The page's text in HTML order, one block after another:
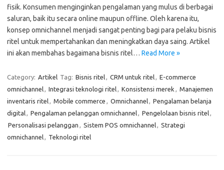
fisik. Konsumen menginginkan pengalaman yang mulus di berbagai
saluran, baik itu secara online maupun offline. Oleh karena itu,
konsep omnichannel menjadi sangat penting bagi para pelaku bisnis
ritel untuk mempertahankan dan meningkatkan daya saing. Artikel
ini akan membahas bagaimana bisnis ritel… Read More »
Category: Artikel Tag: Bisnis ritel, CRM untuk ritel, E-commerce
omnichannel, Integrasi teknologi ritel, Konsistensi merek , Manajemen
inventaris ritel, Mobile commerce , Omnichannel, Pengalaman belanja
digital, Pengalaman pelanggan omnichannel, Pengelolaan bisnis ritel,
Personalisasi pelanggan , Sistem POS omnichannel, Strategi
omnichannel, Teknologi ritel